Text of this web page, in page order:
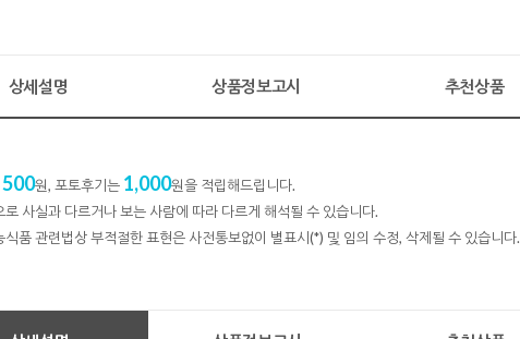
상세설명 상품정보고시 추천상품
500원, 포토후기는 1,000원을 적립해드립니다.
사실과 다르거나 보는 사람에 따라 다르게 해석될 수 있습니다.
품 관련법상 부적절한 표현은 사전통보없이 별표시(*) 및 임의 수정, 삭제될 수 있습니다.